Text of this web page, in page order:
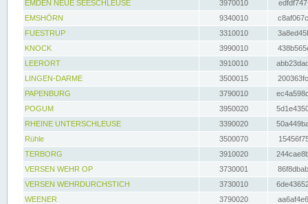
EMDEN NEUE SEESCHLEUSE
3970010
EMSHÖRN
9340010
FUESTRUP
3310010
KNOCK
3990010
LEERORT
3910010
LINGEN-DARME
3500015
PAPENBURG
3790010
POGUM
3950020
RHEINE UNTERSCHLEUSE
3390020
Rühle
3500070
TERBORG
3910020
VERSEN WEHR OP
3730001
VERSEN WEHRDURCHSTICH
3730010
WEENER
3790020